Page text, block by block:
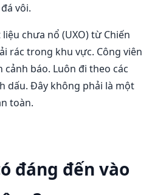
vôi.
chưa nổ (UXO) từ Chiến
rác trong khu vực. Công viên
báo. Luôn đi theo các
dấu. Đây không phải là một
toàn.
đáng đến vào